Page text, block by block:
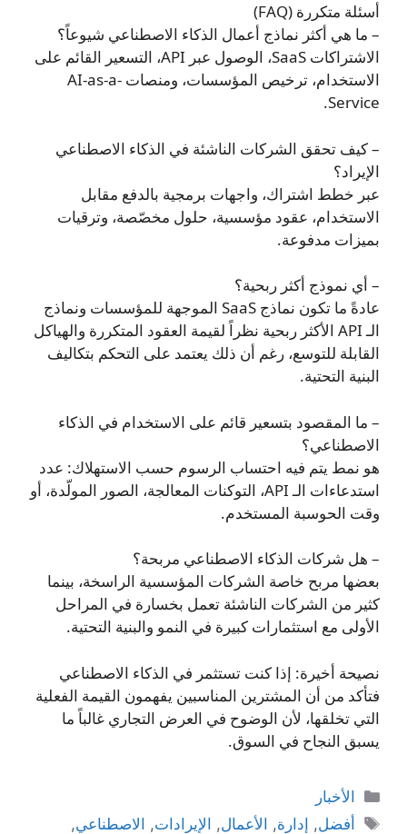
أسئلة متكررة (FAQ)
– ما هي أكثر نماذج أعمال الذكاء الاصطناعي شيوعاً؟
الاشتراكات SaaS، الوصول عبر API، التسعير القائم على
الاستخدام، ترخيص المؤسسات، ومنصات AI-as-a-
Service.
– كيف تحقق الشركات الناشئة في الذكاء الاصطناعي
الإيراد؟
عبر خطط اشتراك، واجهات برمجية بالدفع مقابل
الاستخدام، عقود مؤسسية، حلول مخصّصة، وترقيات
بميزات مدفوعة.
– أي نموذج أكثر ربحية؟
عادةً ما تكون نماذج SaaS الموجهة للمؤسسات ونماذج
الـ API الأكثر ربحية نظراً لقيمة العقود المتكررة والهياكل
القابلة للتوسع، رغم أن ذلك يعتمد على التحكم بتكاليف
البنية التحتية.
– ما المقصود بتسعير قائم على الاستخدام في الذكاء
الاصطناعي؟
هو نمط يتم فيه احتساب الرسوم حسب الاستهلاك: عدد
استدعاءات الـ API، التوكنات المعالجة، الصور المولّدة، أو
وقت الحوسبة المستخدم.
– هل شركات الذكاء الاصطناعي مربحة؟
بعضها مربح خاصة الشركات المؤسسية الراسخة، بينما
كثير من الشركات الناشئة تعمل بخسارة في المراحل
الأولى مع استثمارات كبيرة في النمو والبنية التحتية.
نصيحة أخيرة: إذا كنت تستثمر في الذكاء الاصطناعي
فتأكد من أن المشترين المناسبين يفهمون القيمة الفعلية
التي تخلقها، لأن الوضوح في العرض التجاري غالباً ما
يسبق النجاح في السوق.
التصنيفات
الأخبار
الوسوم
أفضل, إدارة, الأعمال, الإيرادات, الاصطناعي,